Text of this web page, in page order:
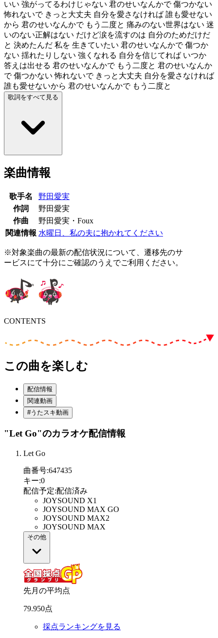
いい 強がってるわけじゃない 君のせいなんかで 傷つかない
怖れないで きっと大丈夫 自分を愛さなければ 誰も愛せない
から 君のせいなんかで もう二度と 痛みのない世界はない 迷
いのない正解はない だけど涙を流すのは 自分のためだけだ
と 決めたんだ 私を 生きていたい 君のせいなんかで 傷つか
ない 揺れたりしない 強くなれる 自分を信じてれば いつか
答えは出せる 君のせいなんかで もう二度と 君のせいなんか
で 傷つかない 怖れないで きっと大丈夫 自分を愛さなければ
誰も愛せないから 君のせいなんかで もう二度と
歌詞をすべて見る
楽曲情報
歌手名
野田愛実
作詞
野田愛実
作曲
野田愛実・Foux
関連情報 水曜日、私の夫に抱かれてください
※対象楽曲の最新の配信状況について、遷移先のサ
ービスにて十分にご確認のうえでご利用ください。
CONTENTS
この曲を楽しむ
配信情報
関連動画
#うたスキ動画
"Let Go"のカラオケ配信情報
Let Go
曲番号:647435
キー:0
配信予定:配信済み
JOYSOUND X1
JOYSOUND MAX GO
JOYSOUND MAX2
JOYSOUND MAX
その他
先月の平均点
79.950点
採点ランキングを見る